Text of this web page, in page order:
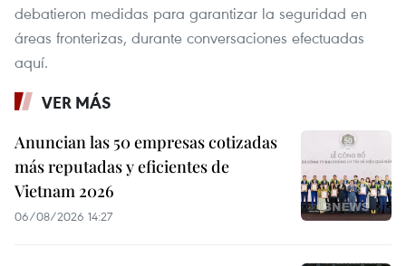
debatieron medidas para garantizar la seguridad en
áreas fronterizas, durante conversaciones efectuadas
aquí.
VER MÁS
Anuncian las 50 empresas cotizadas
más reputadas y eficientes de
Vietnam 2026
06/08/2026 14:27